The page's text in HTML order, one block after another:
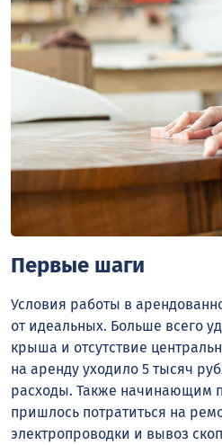
Первые шаги
Условия работы в
от идеальных. Больше всего
крыша и отсутствие
на аренду уходило 5 тысяч
расходы. Также начинающим
пришлось потратиться на
электропроводки и вывоз